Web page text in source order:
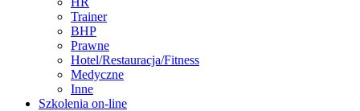
Trainer
BHP
Prawne
Hotel/Restauracja/Fitness
Medyczne
Inne
Szkolenia on-line